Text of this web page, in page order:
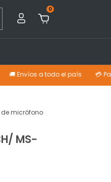
0
a todo el país 💳 Pagá con
de micrófono
MS-